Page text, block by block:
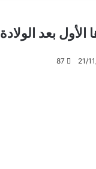
بعد الولادة
21/
87